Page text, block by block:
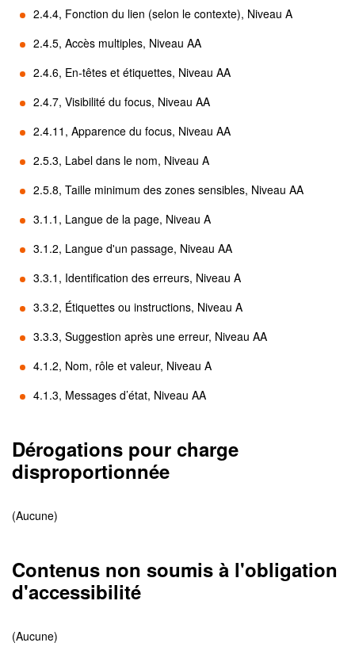
2.4.4, Fonction du lien (selon le contexte), Niveau A
2.4.5, Accès multiples, Niveau AA
2.4.6, En-têtes et étiquettes, Niveau AA
2.4.7, Visibilité du focus, Niveau AA
2.4.11, Apparence du focus, Niveau AA
2.5.3, Label dans le nom, Niveau A
2.5.8, Taille minimum des zones sensibles, Niveau AA
3.1.1, Langue de la page, Niveau A
3.1.2, Langue d'un passage, Niveau AA
3.3.1, Identification des erreurs, Niveau A
3.3.2, Étiquettes ou instructions, Niveau A
3.3.3, Suggestion après une erreur, Niveau AA
4.1.2, Nom, rôle et valeur, Niveau A
4.1.3, Messages d’état, Niveau AA
Dérogations pour charge
disproportionnée
(Aucune)
Contenus non soumis à l'obligation
d'accessibilité
(Aucune)